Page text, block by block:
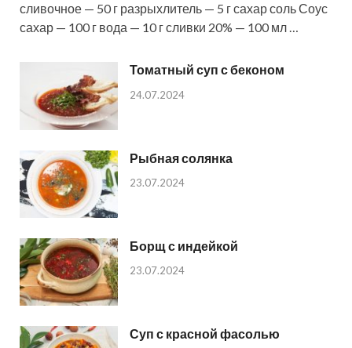
сливочное — 50 г разрыхлитель — 5 г сахар соль Соус
сахар — 100 г вода — 10 г сливки 20% — 100 мл …
Томатный суп с беконом
24.07.2024
Рыбная солянка
23.07.2024
Борщ с индейкой
23.07.2024
Суп с красной фасолью